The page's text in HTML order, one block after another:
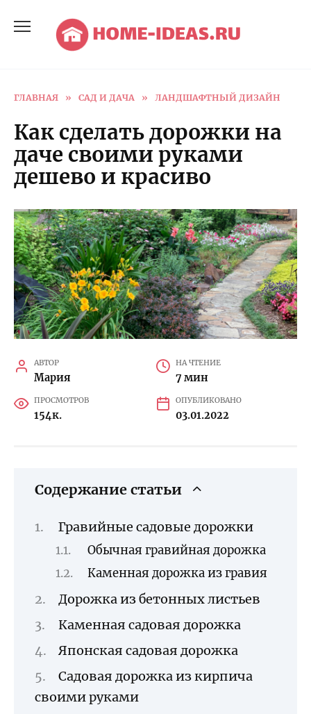
содержанию
ГЛАВНАЯ » САД И ДАЧА » ЛАНДШАФТНЫЙ ДИЗАЙН
Как сделать дорожки на
даче своими руками
дешево и красиво
АВТОР
Мария
НА ЧТЕНИЕ
7 мин
ПРОСМОТРОВ
154к.
ОПУБЛИКОВАНО
03.01.2022
Содержание статьи
Гравийные садовые дорожки
Обычная гравийная дорожка
Каменная дорожка из гравия
Дорожка из бетонных листьев
Каменная садовая дорожка
Японская садовая дорожка
Садовая дорожка из кирпича
своими руками